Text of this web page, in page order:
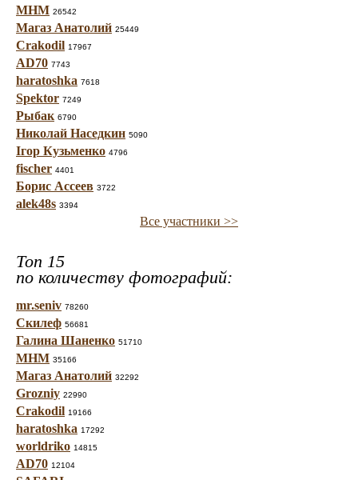
МНМ 26542
Магаз Анатолий 25449
Crakodil 17967
AD70 7743
haratoshka 7618
Spektor 7249
Рыбак 6790
Николай Наседкин 5090
Ігор Кузьменко 4796
fischer 4401
Борис Ассеев 3722
alek48s 3394
Все участники >>
Топ 15
по количеству фотографий:
mr.seniv 78260
Скилеф 56681
Галина Шаненко 51710
МНМ 35166
Магаз Анатолий 32292
Grozniy 22990
Crakodil 19166
haratoshka 17292
worldriko 14815
AD70 12104